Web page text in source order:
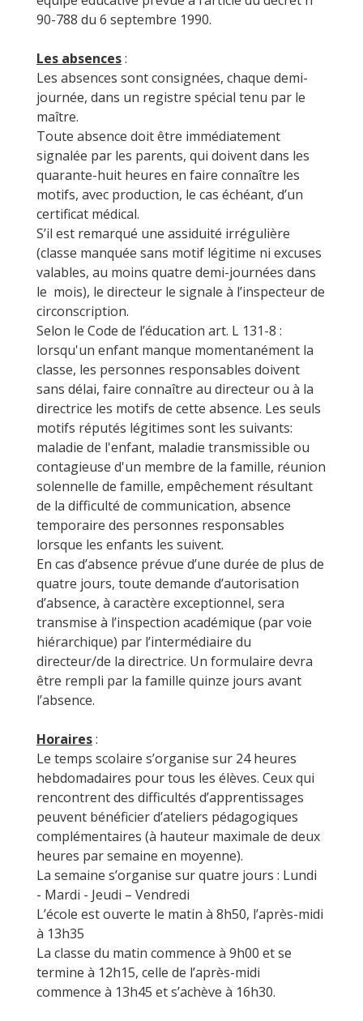
90-788 du 6 septembre 1990.
Les absences:
Les absences sont consignées, chaque demi-
journée, dans un registre spécial tenu par le
maître.
Toute absence doit être immédiatement
signalée par les parents, qui doivent dans les
quarante-huit heures en faire connaître les
motifs, avec production, le cas échéant, d’un
certificat médical.
S’il est remarqué une assiduité irrégulière
(classe manquée sans motif légitime ni excuses
valables, au moins quatre demi-journées dans
le mois), le directeur le signale à l’inspecteur de
circonscription.
Selon le Code de l’éducation art. L 131-8 :
lorsqu'un enfant manque momentanément la
classe, les personnes responsables doivent
sans délai, faire connaître au directeur ou à la
directrice les motifs de cette absence. Les seuls
motifs réputés légitimes sont les suivants:
maladie de l'enfant, maladie transmissible ou
contagieuse d'un membre de la famille, réunion
solennelle de famille, empêchement résultant
de la difficulté de communication, absence
temporaire des personnes responsables
lorsque les enfants les suivent.
En cas d’absence prévue d’une durée de plus de
quatre jours, toute demande d’autorisation
d’absence, à caractère exceptionnel, sera
transmise à l’inspection académique (par voie
hiérarchique) par l’intermédiaire du
directeur/de la directrice. Un formulaire devra
être rempli par la famille quinze jours avant
l’absence.
Horaires:
Le temps scolaire s’organise sur 24 heures
hebdomadaires pour tous les élèves. Ceux qui
rencontrent des difficultés d’apprentissages
peuvent bénéficier d’ateliers pédagogiques
complémentaires (à hauteur maximale de deux
heures par semaine en moyenne).
La semaine s’organise sur quatre jours : Lundi
- Mardi - Jeudi – Vendredi
L’école est ouverte le matin à 8h50, l’après-midi
à 13h35
La classe du matin commence à 9h00 et se
termine à 12h15, celle de l’après-midi
commence à 13h45 et s’achève à 16h30.